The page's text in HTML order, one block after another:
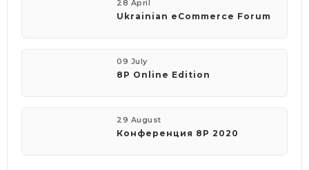
28 April
Ukrainian eCommerce Forum
09 July
8Р Online Edition
29 August
Конференция 8P 2020